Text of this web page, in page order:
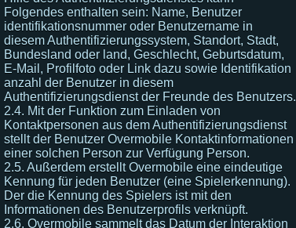
Folgendes enthalten sein: Name, Benutzer
identifikationsnummer oder Benutzername in
diesem Authentifizierungssystem, Standort, Stadt,
Bundesland oder land, Geschlecht, Geburtsdatum,
E-Mail, Profilfoto oder Link dazu sowie Identifikation
anzahl der Benutzer in diesem
Authentifizierungsdienst der Freunde des Benutzers.
2.4. Mit der Funktion zum Einladen von
Kontaktpersonen aus dem Authentifizierungsdienst
stellt der Benutzer Overmobile Kontaktinformationen
einer solchen Person zur Verfügung Person.
2.5. Außerdem erstellt Overmobile eine eindeutige
Kennung für jeden Benutzer (eine Spielerkennung).
Der die Kennung des Spielers ist mit den
Informationen des Benutzerprofils verknüpft.
2.6. Overmobile sammelt das Datum der Interaktion